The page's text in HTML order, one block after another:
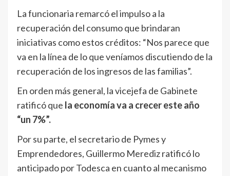
La funcionaria remarcó el impulso a la
recuperación del consumo que brindaran
iniciativas como estos créditos: “Nos parece que
va en la línea de lo que veníamos discutiendo de la
recuperación de los ingresos de las familias”.
En orden más general, la vicejefa de Gabinete
ratificó que la economía va a crecer este año
“un 7%”.
Por su parte, el secretario de Pymes y
Emprendedores, Guillermo Merediz ratificó lo
anticipado por Todesca en cuanto al mecanismo